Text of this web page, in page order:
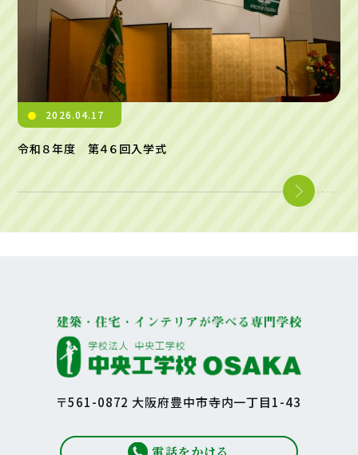
2026.04.17
令和８年度 第４６回入学式
〒561-0872 大阪府豊中市寺内一丁目1-43
電話をかける